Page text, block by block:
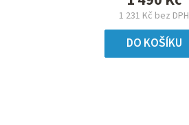
1 231 Kč bez DPH
DO KOŠÍKU